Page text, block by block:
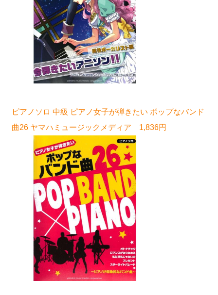
ピアノソロ 中級 ピアノ女子が弾きたい ポップなバンド
曲26 ヤマハミュージックメディア 1,836円